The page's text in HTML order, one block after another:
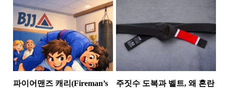
시장에서 살아남는 체육관
들의 공통점
칼럼
파이어맨즈 캐리(Fireman’s
주짓수 도복과 벨트, 왜 혼란